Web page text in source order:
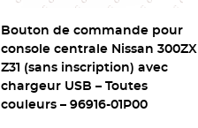
Bouton de commande pour
console centrale Nissan 300ZX
Z31 (sans inscription) avec
chargeur USB – Toutes
couleurs – 96916-01P00